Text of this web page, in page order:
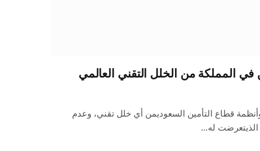
المملكة من الخلل التقني العالمي
قطاع التأمين السعوديمن أي خلل تقني، وعدم
الذيتعرضت له…